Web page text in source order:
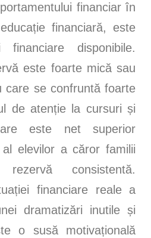
financiar în
financiară, este
financiare disponibile.
este foarte mică sau
care se confruntă foarte
de atenție la cursuri și
este net superior
elevilor a căror familii
consistentă.
financiare reale a
dramatizări inutile și
o susă motivațională